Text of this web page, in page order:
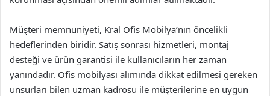
Müşteri memnuniyeti, Kral Ofis Mobilya’nın öncelikli
hedeflerinden biridir. Satış sonrası hizmetleri, montaj
desteği ve ürün garantisi ile kullanıcıların her zaman
yanındadır. Ofis mobilyası alımında dikkat edilmesi gereken
unsurları bilen uzman kadrosu ile müşterilerine en uygun